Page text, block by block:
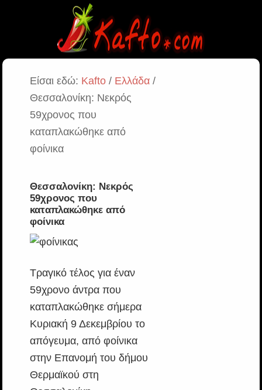
Είσαι εδώ: Kafto/ Ελλάδα/
Θεσσαλονίκη: Νεκρός
59χρονος που
καταπλακώθηκε από
φοίνικα
Θεσσαλονίκη: Νεκρός
59χρονος που
καταπλακώθηκε από
φοίνικα
Τραγικό τέλος για έναν
59χρονο άντρα που
καταπλακώθηκε σήμερα
Κυριακή 9 Δεκεμβρίου το
απόγευμα, από φοίνικα
στην Επανομή του δήμου
Θερμαϊκού στη